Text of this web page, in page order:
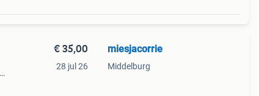
€ 35,00
28 jul 26
miesjacorrie
Middelburg